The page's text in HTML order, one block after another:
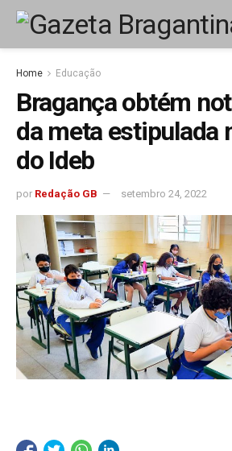
Home Educação
Bragança obtém
da meta estipulada
do Ideb
por Redação GB setembro 24, 2022